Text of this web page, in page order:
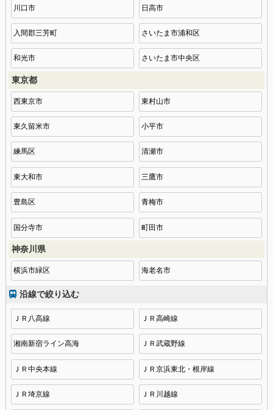
川口市 日高市
入間郡三芳町 さいたま市浦和区
和光市 さいたま市中央区
東京都
西東京市 東村山市
東久留米市 小平市
練馬区 清瀬市
東大和市 三鷹市
豊島区 青梅市
国分寺市 町田市
神奈川県
横浜市緑区 海老名市
沿線で絞り込む
ＪＲ八高線 ＪＲ高崎線
湘南新宿ライン高海 ＪＲ武蔵野線
ＪＲ中央本線 ＪＲ京浜東北・根岸線
ＪＲ埼京線 ＪＲ川越線